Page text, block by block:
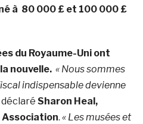
à 80 000 £ et 100 000 £
du Royaume-Uni ont
nouvelle. « Nous sommes
indispensable devienne
Sharon Heal,
Association. « Les musées et